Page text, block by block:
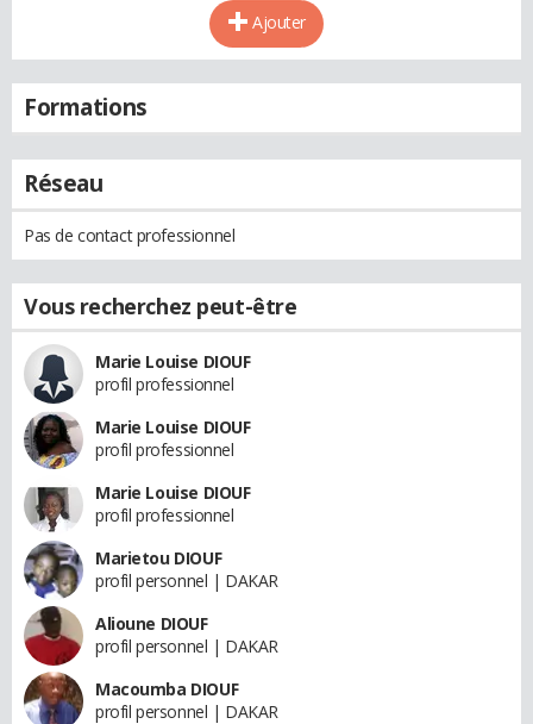
Ajouter
Formations
Réseau
Pas de contact professionnel
Vous recherchez peut-être
Marie Louise DIOUF
profil professionnel
Marie Louise DIOUF
profil professionnel
Marie Louise DIOUF
profil professionnel
Marietou DIOUF
profil personnel | DAKAR
Alioune DIOUF
profil personnel | DAKAR
Macoumba DIOUF
profil personnel | DAKAR